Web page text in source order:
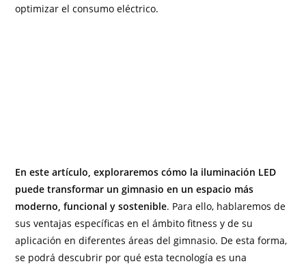
optimizar el consumo eléctrico.
En este artículo, exploraremos cómo la iluminación LED
puede transformar un gimnasio en un espacio más
moderno, funcional y sostenible. Para ello, hablaremos de
sus ventajas específicas en el ámbito fitness y de su
aplicación en diferentes áreas del gimnasio. De esta forma,
se podrá descubrir por qué esta tecnología es una